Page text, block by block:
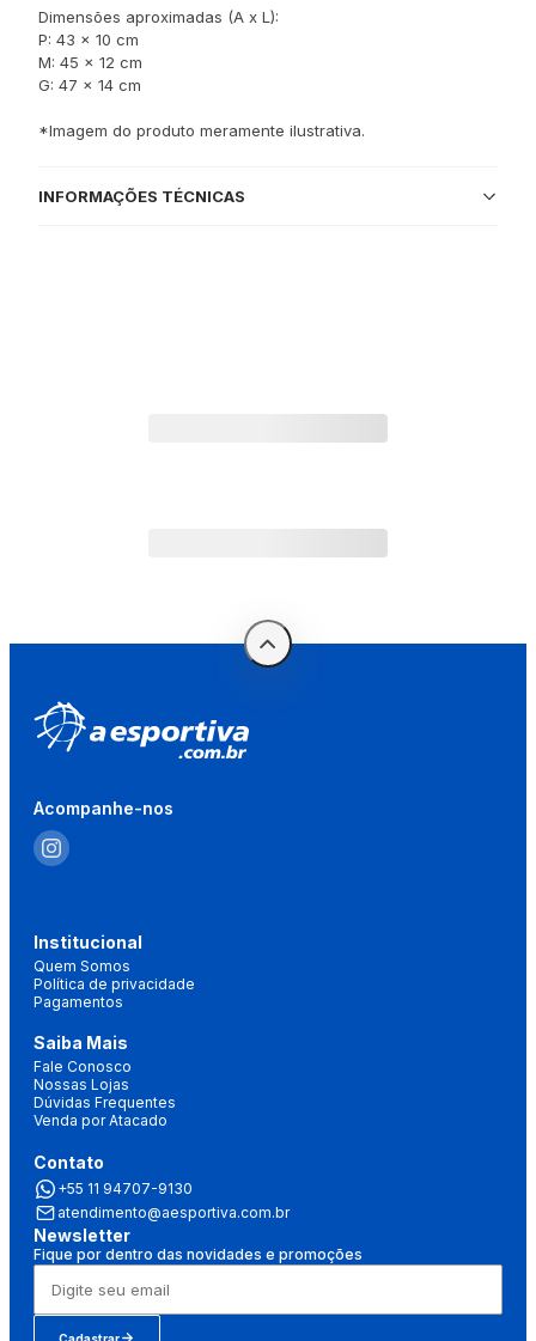
Dimensões aproximadas (A x L):
P: 43 x 10 cm
M: 45 x 12 cm
G: 47 x 14 cm
*Imagem do produto meramente ilustrativa.
INFORMAÇÕES TÉCNICAS
Acompanhe-nos
Institucional
Quem Somos
Política de privacidade
Pagamentos
Saiba Mais
Fale Conosco
Nossas Lojas
Dúvidas Frequentes
Venda por Atacado
Contato
+55 11 94707-9130
atendimento@aesportiva.com.br
Newsletter
Fique por dentro das novidades e promoções